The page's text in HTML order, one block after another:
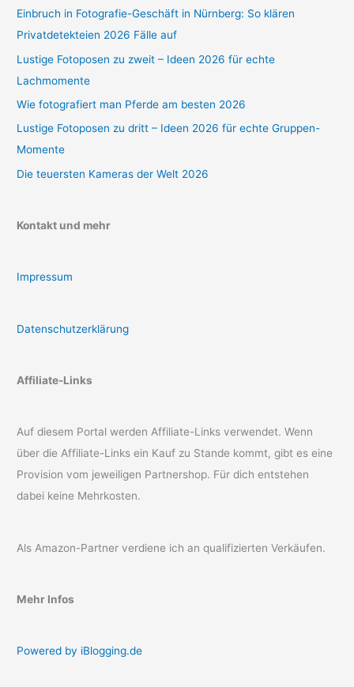
Einbruch in Fotografie-Geschäft in Nürnberg: So klären
Privatdetekteien 2026 Fälle auf
Lustige Fotoposen zu zweit – Ideen 2026 für echte
Lachmomente
Wie fotografiert man Pferde am besten 2026
Lustige Fotoposen zu dritt – Ideen 2026 für echte Gruppen-
Momente
Die teuersten Kameras der Welt 2026
Kontakt und mehr
Impressum
Datenschutzerklärung
Affiliate-Links
Auf diesem Portal werden Affiliate-Links verwendet. Wenn
über die Affiliate-Links ein Kauf zu Stande kommt, gibt es eine
Provision vom jeweiligen Partnershop. Für dich entstehen
dabei keine Mehrkosten.
Als Amazon-Partner verdiene ich an qualifizierten Verkäufen.
Mehr Infos
Powered by iBlogging.de